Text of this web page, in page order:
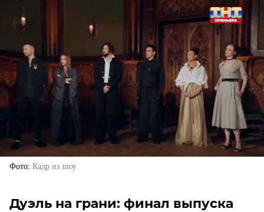
Фото Кадр из шоу
Дуэль на грани: финал выпуска